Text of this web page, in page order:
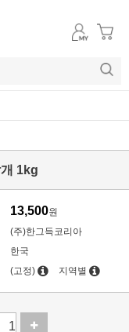
1kg
13,500원
(주)한그득코리아
한국
(고정) 지역별